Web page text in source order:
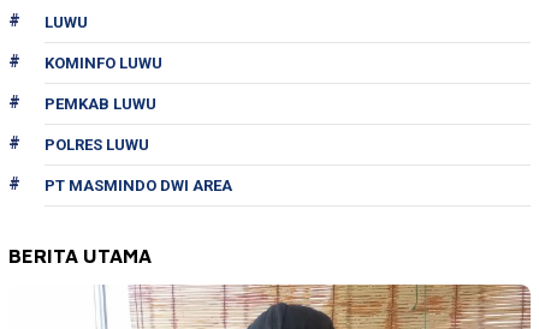
LUWU
KOMINFO LUWU
PEMKAB LUWU
POLRES LUWU
PT MASMINDO DWI AREA
BERITA UTAMA